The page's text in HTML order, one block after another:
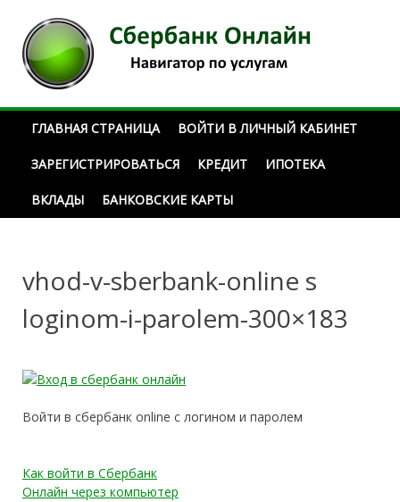
ГЛАВНАЯ СТРАНИЦА ВОЙТИ В ЛИЧНЫЙ КАБИНЕТ
ЗАРЕГИСТРИРОВАТЬСЯ КРЕДИТ ИПОТЕКА
ВКЛАДЫ БАНКОВСКИЕ КАРТЫ
vhod-v-sberbank-online s
loginom-i-parolem-300×183
Войти в сбербанк online с логином и паролем
Навигация
Как войти в Сбербанк
Онлайн через компьютер